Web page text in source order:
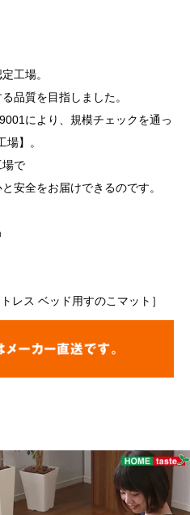
工場。
品質を目指しました。
により、規模チェックを通っ
】。
場で
安全をお届けできるのです。
レス ベッド用すのこマット］